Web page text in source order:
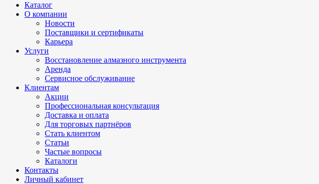
Каталог
О компании
Новости
Поставщики и сертификаты
Карьера
Услуги
Восстановление алмазного инструмента
Аренда
Сервисное обслуживание
Клиентам
Акции
Профессиональная консультация
Доставка и оплата
Для торговых партнёров
Стать клиентом
Статьи
Частые вопросы
Каталоги
Контакты
Личный кабинет